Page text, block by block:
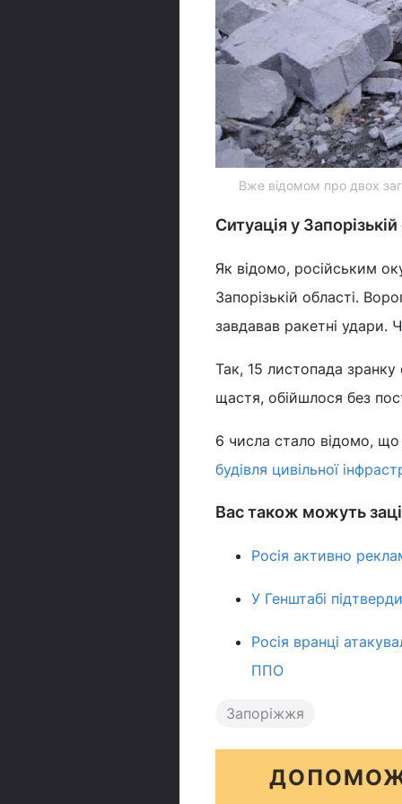
Вже відомом про двох
Ситуація у Запорізькій
Як відомо, російським
Запорізькій області.
завдавав ракетні удари.
Так, 15 листопада
щастя, обійшлося без
6 числа стало відомо,
будівля цивільної
Вас також можуть
Росія активно
У Генштабі
Росія вранці
ППО
Запоріжжя